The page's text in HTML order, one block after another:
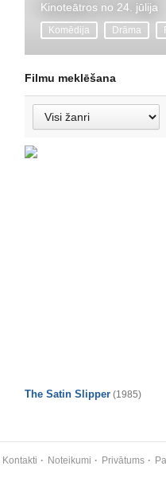
Kinoteātros no 24. jūlija
Komēdija Drāma
Filmu meklēšana
The Satin Slipper (1985)
Kontakti Noteikumi Privātums